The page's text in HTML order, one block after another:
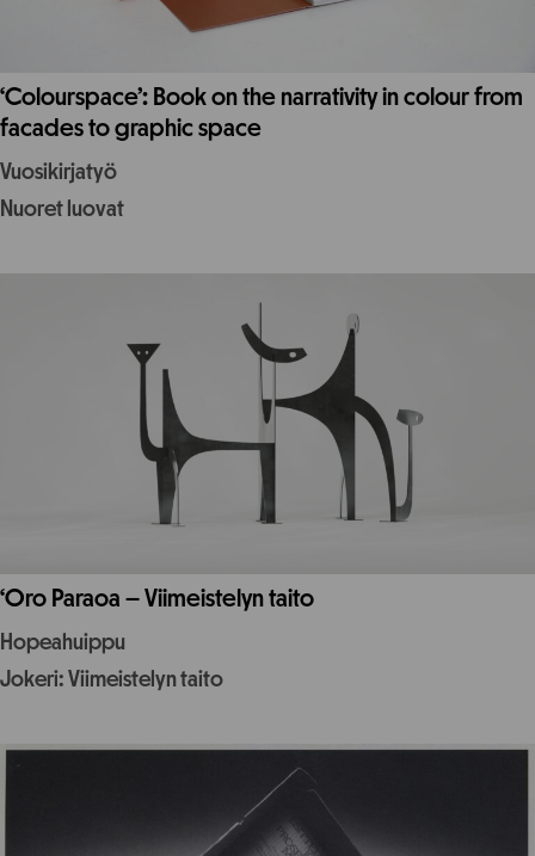
‘Colourspace’: Book on the narrativity in colour from
facades to graphic space
Vuosikirjatyö
Nuoret luovat
‘Oro Paraoa – Viimeistelyn taito
Hopeahuippu
Jokeri: Viimeistelyn taito